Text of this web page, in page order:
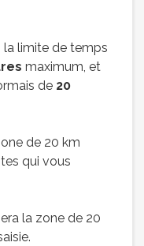
la limite de temps
maximum, et
de 20
de 20 km
qui vous
la zone de 20